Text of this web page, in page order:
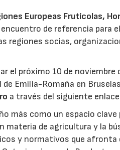
Europeas Frutícolas,
de referencia para
regiones socias,
el próximo 10 de
de Emilia-Romaña en
a través del siguiente
más como un espacio
materia de agricultura y la
y normativos que afronta